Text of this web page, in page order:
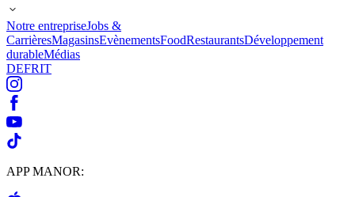
Notre entrepriseJobs &
CarrièresMagasinsEvènementsFoodRestaurantsDéveloppement
durableMédias
DEFRIT
APP MANOR: